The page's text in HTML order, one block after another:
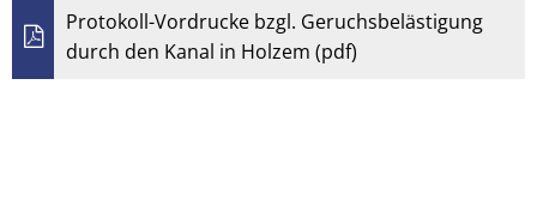
Protokoll-Vordrucke bzgl. Geruchsbelästigung
durch den Kanal in Holzem (pdf)